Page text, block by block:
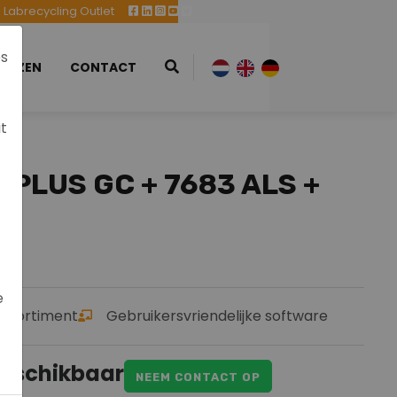
Labrecycling Outlet
CONTACT
PLUS GC + 7683 ALS +
NEEM CONTACT OP
Gebruikersvriendelijke software